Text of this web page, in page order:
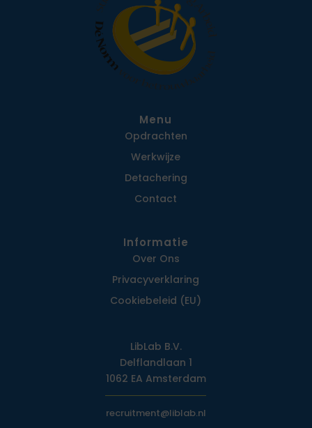
Menu
Opdrachten
Werkwijze
Detachering
Contact
Informatie
Over Ons
Privacy­verklaring
Cookiebeleid (EU)
LibLab B.V.
Delflandlaan 1
1062 EA Amsterdam
recruitment@liblab.nl